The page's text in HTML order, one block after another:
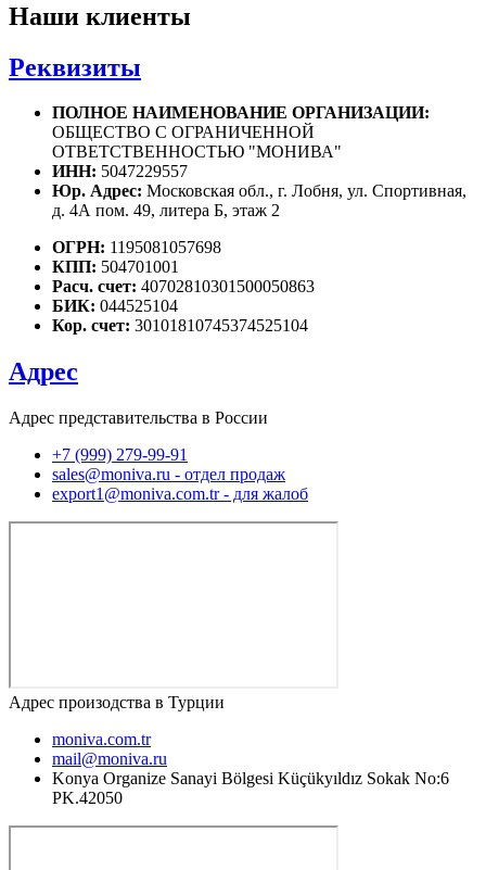
Наши клиенты
Реквизиты
ПОЛНОЕ НАИМЕНОВАНИЕ ОРГАНИЗАЦИИ:
ОБЩЕСТВО С ОГРАНИЧЕННОЙ
ОТВЕТСТВЕННОСТЬЮ "МОНИВА"
ИНН: 5047229557
Юр. Адрес: Московская обл., г. Лобня, ул. Спортивная,
д. 4А пом. 49, литера Б, этаж 2
ОГРН: 1195081057698
КПП: 504701001
Расч. счет: 40702810301500050863
БИК: 044525104
Кор. счет: 30101810745374525104
Адрес
Адрес представительства в России
+7 (999) 279-99-91
sales@moniva.ru - отдел продаж
export1@moniva.com.tr - для жалоб
Адрес произодства в Турции
moniva.com.tr
mail@moniva.ru
Konya Organize Sanayi Bölgesi Küçükyıldız Sokak No:6
PK.42050